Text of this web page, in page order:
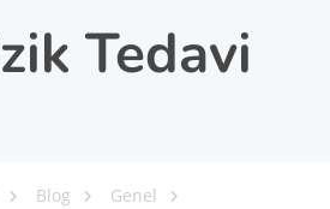
Tedavi
Blog
Genel